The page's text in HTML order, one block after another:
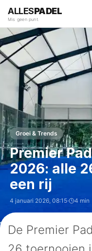
ALLESPADEL
Mis geen punt.
Groei & Trends
Premier
2026: alle
een rij
4 januari 2026, 08:15· 4 min
De Premier